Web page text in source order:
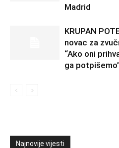
Madrid
KRUPAN
novac za
“Ako oni
ga
Najnovije vijesti